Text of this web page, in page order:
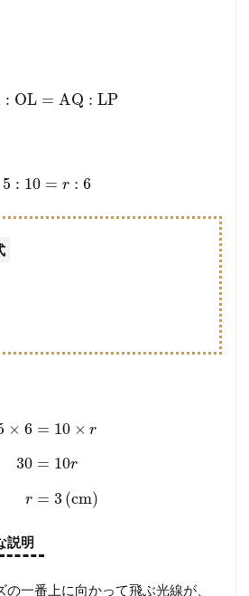
: OL = AQ : LP
5 : 10 = r : 6
× 6
30
r
= 10 × r
= 10r
= 3 (cm)
説明
一番上に向かって飛ぶ光線が、